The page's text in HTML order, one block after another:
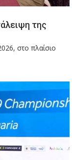
της
στο πλαίσιο